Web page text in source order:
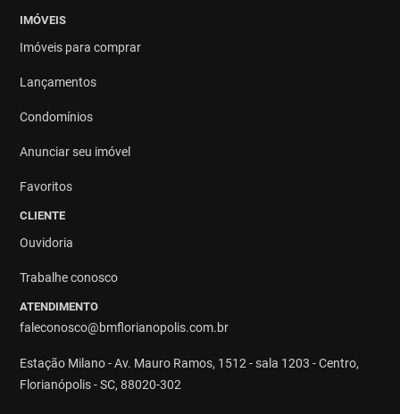
IMÓVEIS
Imóveis para comprar
Lançamentos
Condomínios
Anunciar seu imóvel
Favoritos
CLIENTE
Ouvidoria
Trabalhe conosco
ATENDIMENTO
faleconosco@bmflorianopolis.com.br
Estação Milano - Av. Mauro Ramos, 1512 - sala 1203 - Centro,
Florianópolis - SC, 88020-302